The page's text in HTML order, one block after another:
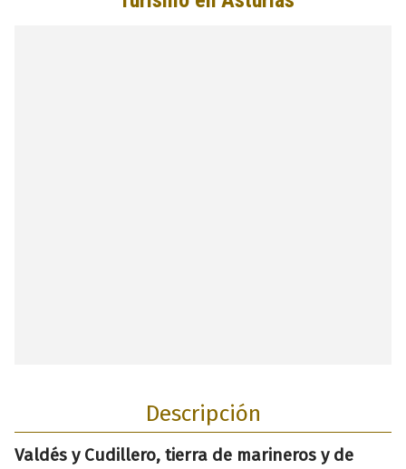
Descripción
Valdés y Cudillero, tierra de marineros y de